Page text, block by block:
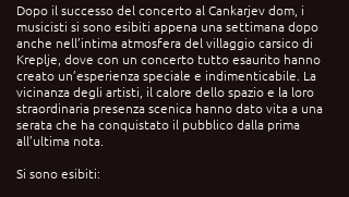
Dopo il successo del concerto al Cankarjev dom, i
musicisti si sono esibiti appena una settimana dopo
anche nell’intima atmosfera del villaggio carsico di
Kreplje, dove con un concerto tutto esaurito hanno
creato un’esperienza speciale e indimenticabile. La
vicinanza degli artisti, il calore dello spazio e la loro
straordinaria presenza scenica hanno dato vita a una
serata che ha conquistato il pubblico dalla prima
all’ultima nota.
Si sono esibiti: